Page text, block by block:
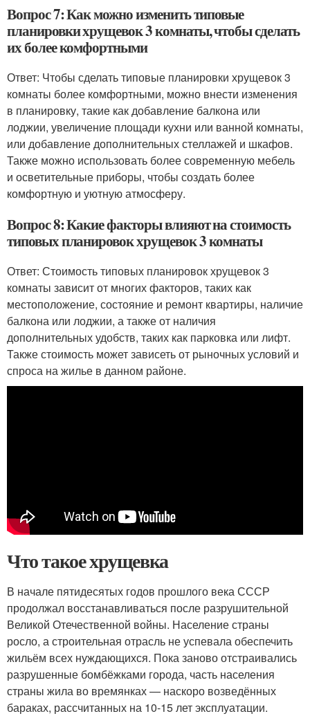
Вопрос 7: Как можно изменить типовые
планировки хрущевок 3 комнаты, чтобы сделать
их более комфортными
Ответ: Чтобы сделать типовые планировки хрущевок 3
комнаты более комфортными, можно внести изменения
в планировку, такие как добавление балкона или
лоджии, увеличение площади кухни или ванной комнаты,
или добавление дополнительных стеллажей и шкафов.
Также можно использовать более современную мебель
и осветительные приборы, чтобы создать более
комфортную и уютную атмосферу.
Вопрос 8: Какие факторы влияют на стоимость
типовых планировок хрущевок 3 комнаты
Ответ: Стоимость типовых планировок хрущевок 3
комнаты зависит от многих факторов, таких как
местоположение, состояние и ремонт квартиры, наличие
балкона или лоджии, а также от наличия
дополнительных удобств, таких как парковка или лифт.
Также стоимость может зависеть от рыночных условий и
спроса на жилье в данном районе.
Что такое хрущевка
В начале пятидесятых годов прошлого века СССР
продолжал восстанавливаться после разрушительной
Великой Отечественной войны. Население страны
росло, а строительная отрасль не успевала обеспечить
жильём всех нуждающихся. Пока заново отстраивались
разрушенные бомбёжками города, часть населения
страны жила во времянках — наскоро возведённых
бараках, рассчитанных на 10-15 лет эксплуатации.